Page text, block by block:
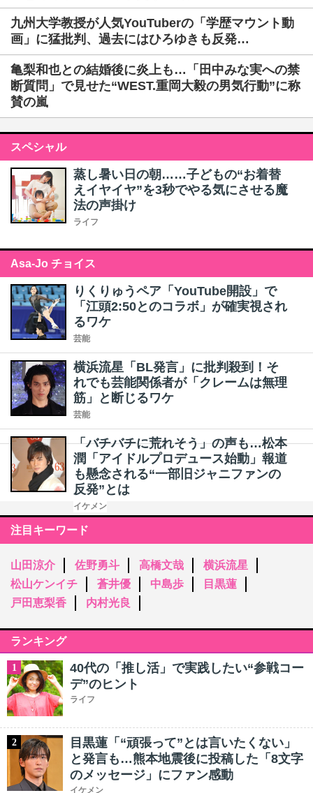
九州大学教授が人気YouTuberの「学歴マウント動
画」に猛批判、過去にはひろゆきも反発…
亀梨和也との結婚後に炎上も…「田中みな実への禁
断質問」で見せた“WEST.重岡大毅の男気行動”に称
賛の嵐
スペシャル
蒸し暑い日の朝……子どもの“お着替
えイヤイヤ”を3秒でやる気にさせる魔
法の声掛け
ライフ
Asa-Jo チョイス
りくりゅうペア「YouTube開設」で
「江頭2:50とのコラボ」が確実視され
るワケ
芸能
横浜流星「BL発言」に批判殺到！そ
れでも芸能関係者が「クレームは無理
筋」と断じるワケ
芸能
「バチバチに荒れそう」の声も…松本
潤「アイドルプロデュース始動」報道
も懸念される“一部旧ジャニファンの
反発”とは
イケメン
注目キーワード
山田涼介 佐野勇斗 高橋文哉
横浜流星
松山ケンイチ
蒼井優 中島歩
目黒蓮
戸田恵梨香
内村光良
ランキング
1
40代の「推し活」で実践したい“参戦コー
デ”のヒント
ライフ
2
目黒蓮「“頑張って”とは言いたくない」
と発言も…熊本地震後に投稿した「8文字
のメッセージ」にファン感動
イケメン